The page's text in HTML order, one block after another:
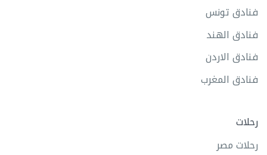
فنادق تونس
فنادق الهند
فنادق الاردن
فنادق المغرب
رحلات
رحلات مصر